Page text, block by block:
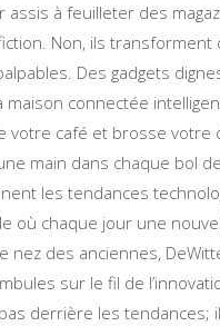
assis à feuilleter des
Non, ils transforment
Des gadgets
maison connectée
votre café et brosse votre
main dans chaque bol
les tendances
où chaque jour une
nez des anciennes,
sur le fil de
derrière les tendances;